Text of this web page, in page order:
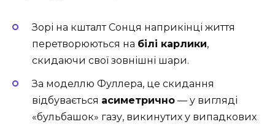
Зорі на кшталт Сонця наприкінці життя
перетворюються на білі карлики,
скидаючи свої зовнішні шари.
За моделлю Фуллера, це скидання
відбувається асиметрично — у вигляді
«бульбашок» газу, викинутих у випадкових